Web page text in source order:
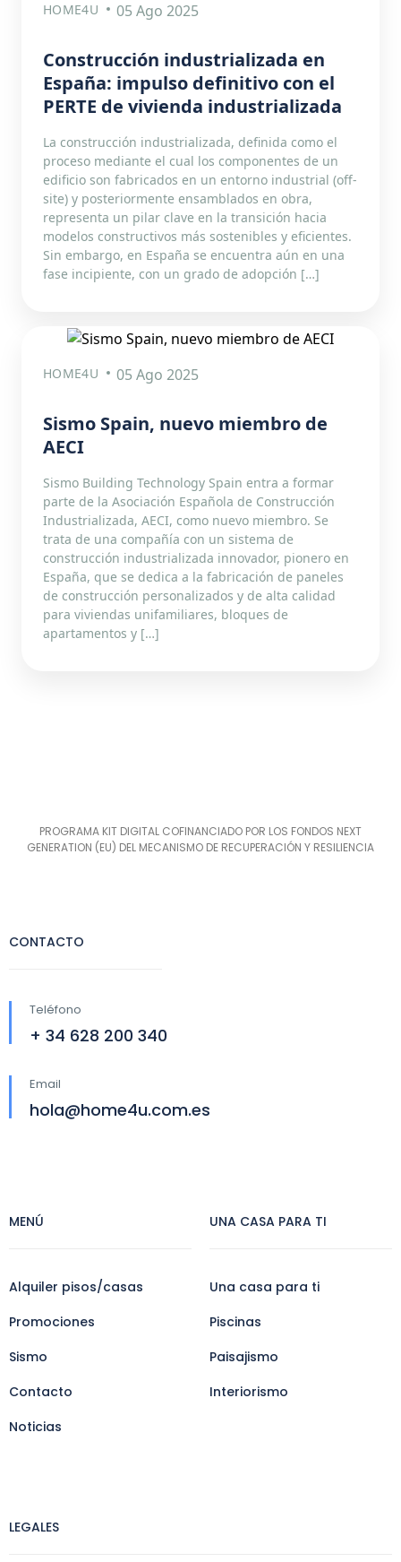
HOME4U 05 Ago 2025
Construcción industrializada en
España: impulso definitivo con el
PERTE de vivienda industrializada
La construcción industrializada, definida como el
proceso mediante el cual los componentes de un
edificio son fabricados en un entorno industrial (off-
site) y posteriormente ensamblados en obra,
representa un pilar clave en la transición hacia
modelos constructivos más sostenibles y eficientes.
Sin embargo, en España se encuentra aún en una
fase incipiente, con un grado de adopción […]
HOME4U 05 Ago 2025
Sismo Spain, nuevo miembro de
AECI
Sismo Building Technology Spain entra a formar
parte de la Asociación Española de Construcción
Industrializada, AECI, como nuevo miembro. Se
trata de una compañía con un sistema de
construcción industrializada innovador, pionero en
España, que se dedica a la fabricación de paneles
de construcción personalizados y de alta calidad
para viviendas unifamiliares, bloques de
apartamentos y […]
PROGRAMA KIT DIGITAL COFINANCIADO POR LOS FONDOS NEXT
GENERATION (EU) DEL MECANISMO DE RECUPERACIÓN Y RESILIENCIA
CONTACTO
Teléfono
+ 34 628 200 340
Email
hola@home4u.com.es
MENÚ
Alquiler pisos/casas
Promociones
Sismo
Contacto
Noticias
UNA CASA PARA TI
Una casa para ti
Piscinas
Paisajismo
Interiorismo
LEGALES